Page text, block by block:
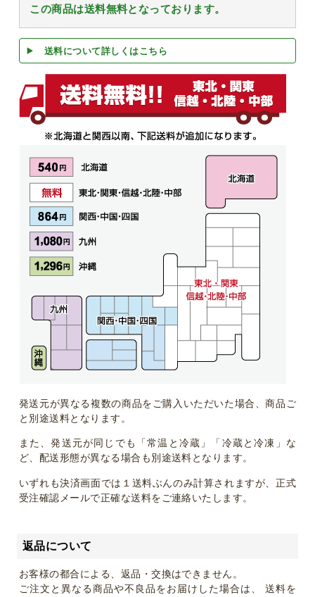
この商品は送料無料となっております。
送料について詳しくはこちら
発送元が異なる複数の商品をご購入いただいた場合、商品ご
と別途送料となります。
また、発送元が同じでも「常温と冷蔵」「冷蔵と冷凍」な
ど、配送形態が異なる場合も別途送料となります。
いずれも決済画面では１送料ぶんのみ計算されますが、正式
受注確認メールで正確な送料をご連絡いたします。
返品について
お客様の都合による、返品・交換はできません。
ご注文と異なる商品や不良品をお届けした場合は、 送料を